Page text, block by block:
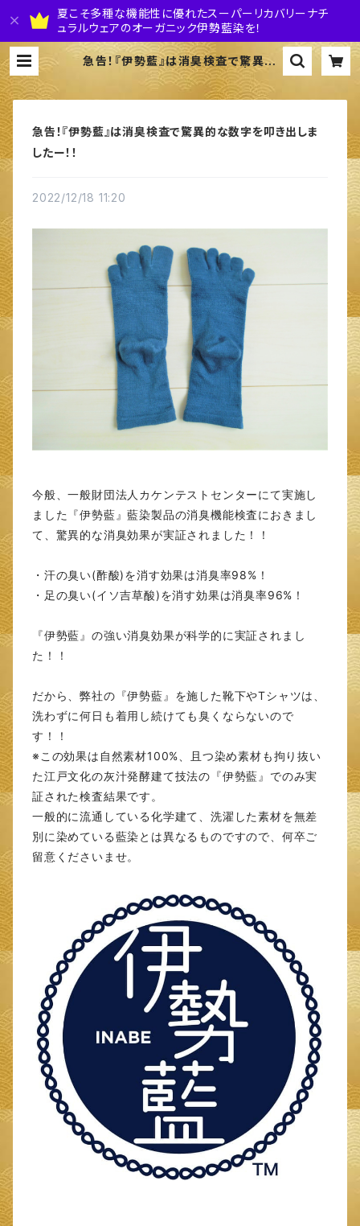
夏こそ多種な機能性に優れたスーパーリカバリーナチ
ュラルウェアのオーガニック伊勢藍染を！
急告！『伊勢藍』は消臭検査で驚異的
な数字を叩き出しましたー！！ | 株式
会社 伊勢藍JAPAN
急告！『伊勢藍』は消臭検査で驚異的な数字を叩き出しま
したー！！
2022/12/18 11:20
今般、一般財団法人カケンテストセンターにて実施し
ました『伊勢藍』藍染製品の消臭機能検査におきまし
て、驚異的な消臭効果が実証されました！！
・汗の臭い(酢酸)を消す効果は消臭率98%！
・足の臭い(イソ吉草酸)を消す効果は消臭率96%！
『伊勢藍』の強い消臭効果が科学的に実証されまし
た！！
だから、弊社の『伊勢藍』を施した靴下やTシャツは、
洗わずに何日も着用し続けても臭くならないので
す！！
※この効果は自然素材100%、且つ染め素材も拘り抜い
た江戸文化の灰汁発酵建て技法の『伊勢藍』でのみ実
証された検査結果です。
一般的に流通している化学建て、洗濯した素材を無差
別に染めている藍染とは異なるものですので、何卒ご
留意くださいませ。